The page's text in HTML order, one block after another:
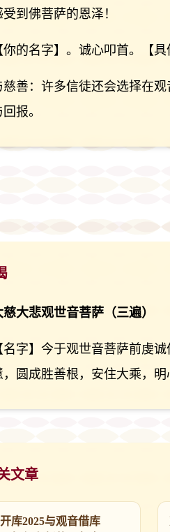
到佛菩萨的恩泽！
你的名字】。诚心叩首。【具
慈善：许多信徒还会选择在
报。
大悲观世音菩萨（三遍）
名字】今于观世音菩萨前虔
圆成胜善根，安住大乘，
文章
库2025与观音借库